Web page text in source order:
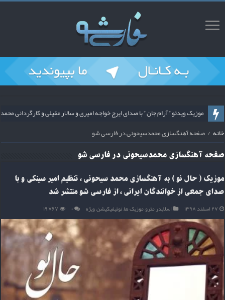
موزیک ویدئو ” آرام جان ” با صدای ایرج خواجه امیری و سالار عقیلی و
ریمیکس قطعه پشیمان با صدای محسن ملک پور و آهنگسازی محمد سیحونی از
خانه / صفحه آهنگسازی محمدسیحونی در فارسی شو
صفحهآهنگسازی محمدسیحونی در فارسی شو
موزیک ( حال نو ) به آهنگسازی محمد سیحونی ، تنظیم امیر سینکی و با
صدای جمعی از خوانندگان ایرانی ، از فارسی شو منتشر شد
۲۷ اسفند ۱۳۹۸ اسلایدر مترو,موزیک ها,نوتیفیکیشن,ویژه ۰ ۱۹,۷۶۷